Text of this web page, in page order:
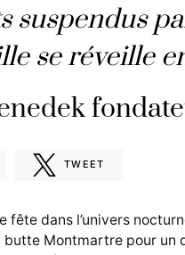
suspendus
se réveille
TWEET
fête dans l’univers
butte Montmartre pour un